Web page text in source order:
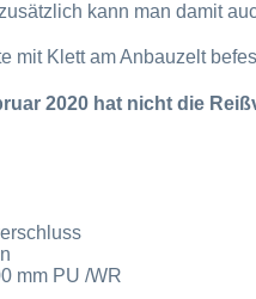
kann man damit
mit Klett am Anbauzelt
2020 hat nicht die
mm PU /WR